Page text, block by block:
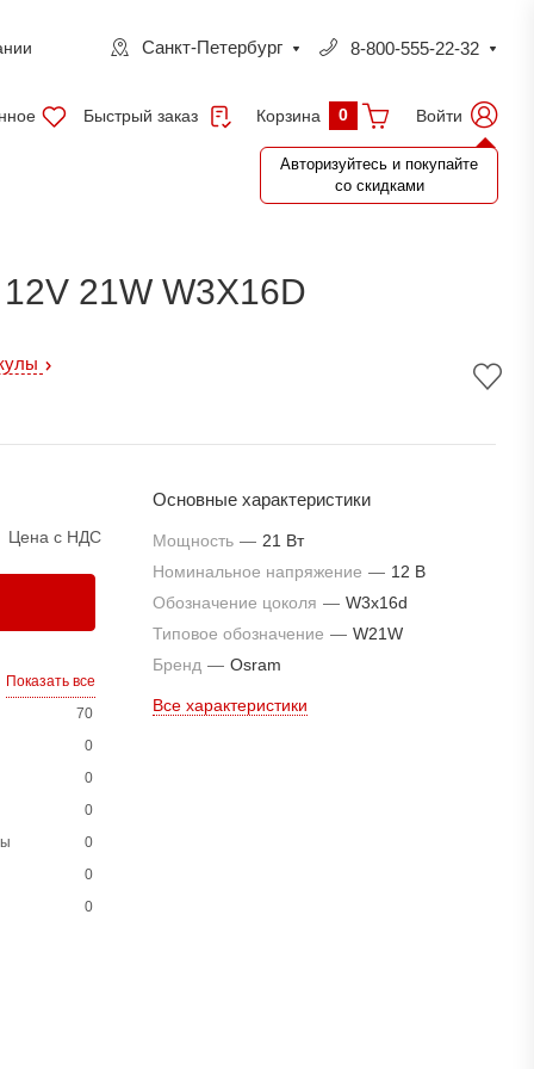
Санкт-Петербург 8-800-555-22-32
Быстрый заказ Корзина 0 Войти
Авторизуйтесь и покупайте
со скидками
21W W3X16D
Цена с НДС
Показать все
70
0
0
0
0
0
0
Основные характеристики
Мощность — 21 Вт
Номинальное напряжение — 12 В
Обозначение цоколя — W3x16d
Типовое обозначение — W21W
Бренд — Osram
Все характеристики